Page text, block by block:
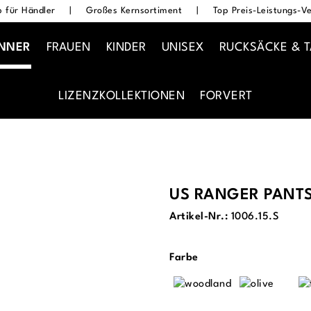
für Händler Großes Kernsortiment Top Preis-Leistungs-
FRAUEN KINDER UNISEX RUCKSÄCKE &
LIZENZKOLLEKTIONEN FORVERT
US RANGER
Artikel-Nr.: 1006.15.S
Farbeauswählen